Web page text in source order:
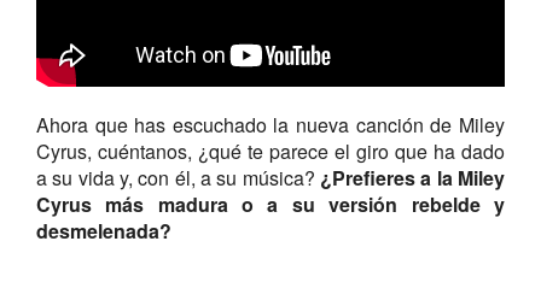
Ahora que has escuchado la nueva canción de Miley
Cyrus, cuéntanos, ¿qué te parece el giro que ha dado
a su vida y, con él, a su música? ¿Prefieres a la Miley
Cyrus más madura o a su versión rebelde y
desmelenada?